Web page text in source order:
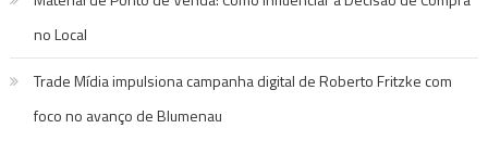
no Local
Trade Mídia impulsiona campanha digital de Roberto Fritzke com
foco no avanço de Blumenau